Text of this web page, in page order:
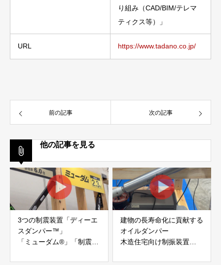
り組み（CAD/BIM/テレマ
ティクス等）」
URL https://www.tadano.co.jp/
前の記事 次の記事
他の記事を見る
3つの制震装置「ディーエ
スダンパー™」
「ミューダム®」「制震テ
建物の長寿命化に貢献する
オイルダンパー
木造住宅向け制振装置